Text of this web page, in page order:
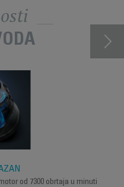
od 7300 obrtaja u minuti